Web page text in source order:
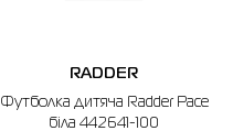
RADDER
Футболка дитяча Radder Pace
біла 442641-100